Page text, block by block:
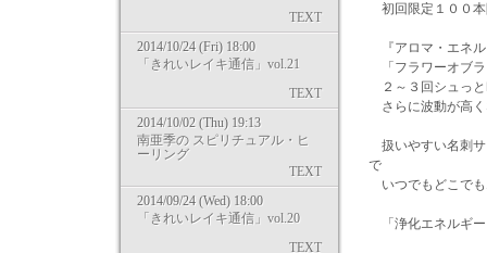
TEXT
2014/10/24 (Fri) 18:00
「きれいレイキ通信」vol.21
TEXT
2014/10/02 (Thu) 19:13
南亜季の スピリチュアル・ヒ
ーリング
TEXT
2014/09/24 (Wed) 18:00
「きれいレイキ通信」vol.20
TEXT
初回限定１００本
『アロマ・エネル
「フラワーオブラ
２～３回シュっと
さらに波動が高く
扱いやすい名刺サ
で
いつでもどこでも
「浄化エネルギー